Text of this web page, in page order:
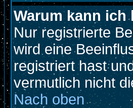
Warum kann
Nur registrierte
wird eine
registriert hast
vermutlich nicht
Nach oben